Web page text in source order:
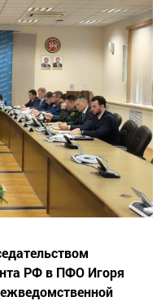
РФ в ПФО Игоря